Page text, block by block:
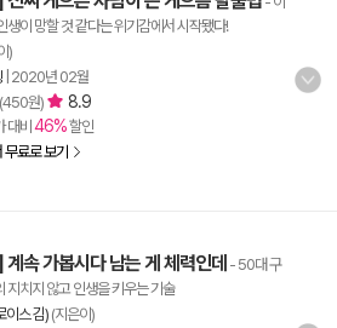
생이 망할 것 같다는 위기감에서 시작됐다!
)
2020년 02월
원) 8.9
대비 46%할인
료로 보기
속 가봅시다 남는 게 체력인데 - 50대 구
지치지 않고 인생을 키우는 기술
이스 김)(지은이)